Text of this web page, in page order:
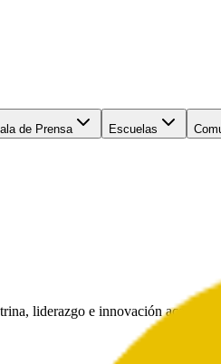
de Prensa Escuelas
liderazgo e innovación